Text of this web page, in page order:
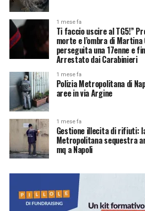
1 mese fa
Ti faccio uscire al TG5!”
morte e l’ombra di
perseguita una 17enne e
Arrestato dai Carabinieri
1 mese fa
Polizia Metropolitana di
aree in via Argine
1 mese fa
Gestione illecita di rifiuti:
Metropolitana sequestra
mq a Napoli